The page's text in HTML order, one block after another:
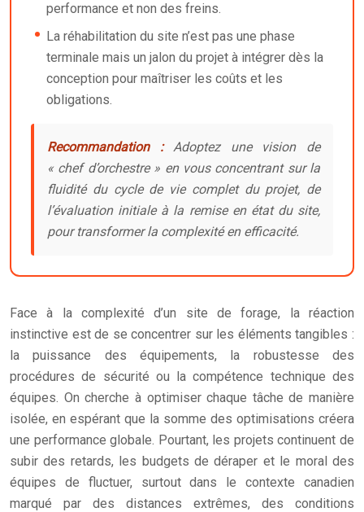
performance et non des freins.
La réhabilitation du site n’est pas une phase
terminale mais un jalon du projet à intégrer dès la
conception pour maîtriser les coûts et les
obligations.
Recommandation :Adoptez une vision de
« chef d’orchestre » en vous concentrant sur la
fluidité du cycle de vie complet du projet, de
l’évaluation initiale à la remise en état du site,
pour transformer la complexité en efficacité.
Face à la complexité d’un site de forage, la réaction
instinctive est de se concentrer sur les éléments tangibles :
la puissance des équipements, la robustesse des
procédures de sécurité ou la compétence technique des
équipes. On cherche à optimiser chaque tâche de manière
isolée, en espérant que la somme des optimisations créera
une performance globale. Pourtant, les projets continuent de
subir des retards, les budgets de déraper et le moral des
équipes de fluctuer, surtout dans le contexte canadien
marqué par des distances extrêmes, des conditions